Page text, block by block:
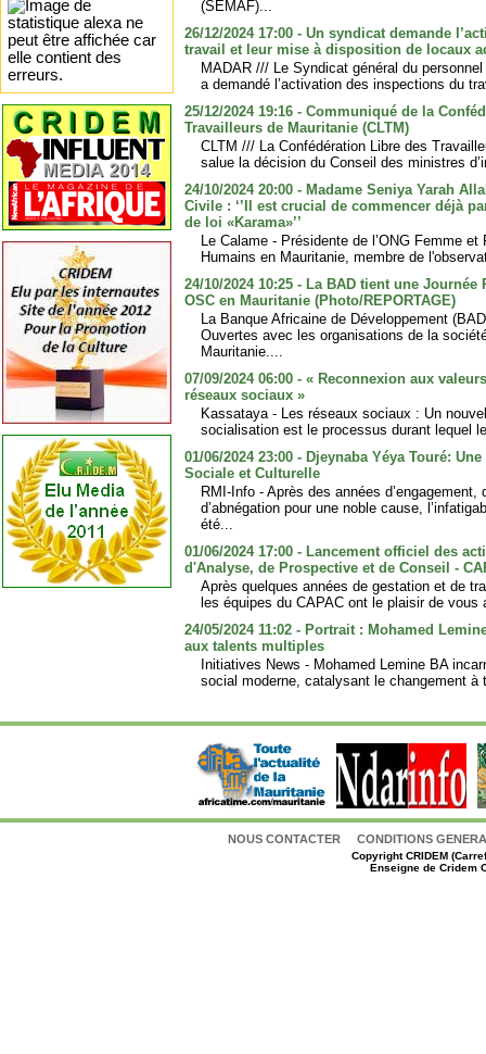
(SEMAF)...
26/12/2024 17:00 - Un syndicat demande
travail et leur mise à disposition de locaux
MADAR /// Le Syndicat général du
a demandé l’activation des inspections du
25/12/2024 19:16 - Communiqué de la
Travailleurs de Mauritanie (CLTM)
CLTM /// La Confédération Libre des
salue la décision du Conseil des ministres
24/10/2024 20:00 - Madame Seniya Yarah
Civile : ‘’Il est crucial de commencer déjà
de loi «Karama»’’
Le Calame - Présidente de l’ONG Femme
Humains en Mauritanie, membre de
24/10/2024 10:25 - La BAD tient une
OSC en Mauritanie (Photo/REPORTAGE)
La Banque Africaine de Développement
Ouvertes avec les organisations de la
Mauritanie....
07/09/2024 06:00 - « Reconnexion aux
réseaux sociaux »
Kassataya - Les réseaux sociaux : Un
socialisation est le processus durant lequel
01/06/2024 23:00 - Djeynaba Yéya Touré:
Sociale et Culturelle
RMI-Info - Après des années d’engagement,
d’abnégation pour une noble cause,
été...
01/06/2024 17:00 - Lancement officiel des
d'Analyse, de Prospective et de Conseil -
Après quelques années de gestation et de
les équipes du CAPAC ont le plaisir de vous
24/05/2024 11:02 - Portrait : Mohamed
aux talents multiples
Initiatives News - Mohamed Lemine BA
social moderne, catalysant le changement à
NOUS CONTACTER CONDITIONS
CopyrightCRIDEM
Enseigne de Cridem